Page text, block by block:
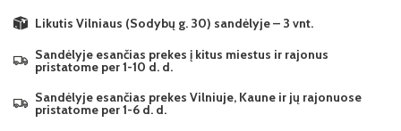
Likutis Vilniaus (Sodybų g. 30) sandėlyje – 3 vnt.
Sandėlyje esančias prekes į kitus miestus ir rajonus
pristatome per 1-10 d. d.
Sandėlyje esančias prekes Vilniuje, Kaune ir jų rajonuose
pristatome per 1-6 d. d.